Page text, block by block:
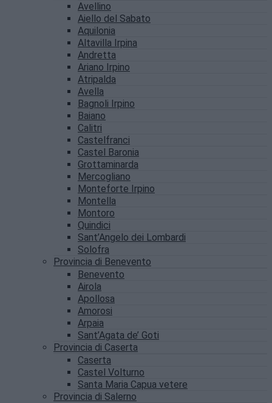
Avellino
Aiello del Sabato
Aquilonia
Altavilla Irpina
Andretta
Ariano Irpino
Atripalda
Avella
Bagnoli Irpino
Baiano
Calitri
Castelfranci
Castel Baronia
Grottaminarda
Mercogliano
Monteforte Irpino
Montella
Montoro
Quindici
Sant’Angelo dei Lombardi
Solofra
Provincia di Benevento
Benevento
Airola
Apollosa
Amorosi
Arpaia
Sant’Agata de’ Goti
Provincia di Caserta
Caserta
Castel Volturno
Santa Maria Capua vetere
Provincia di Salerno